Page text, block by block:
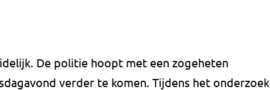
De politie hoopt met een zogeheten
verder te komen. Tijdens het onderzoek